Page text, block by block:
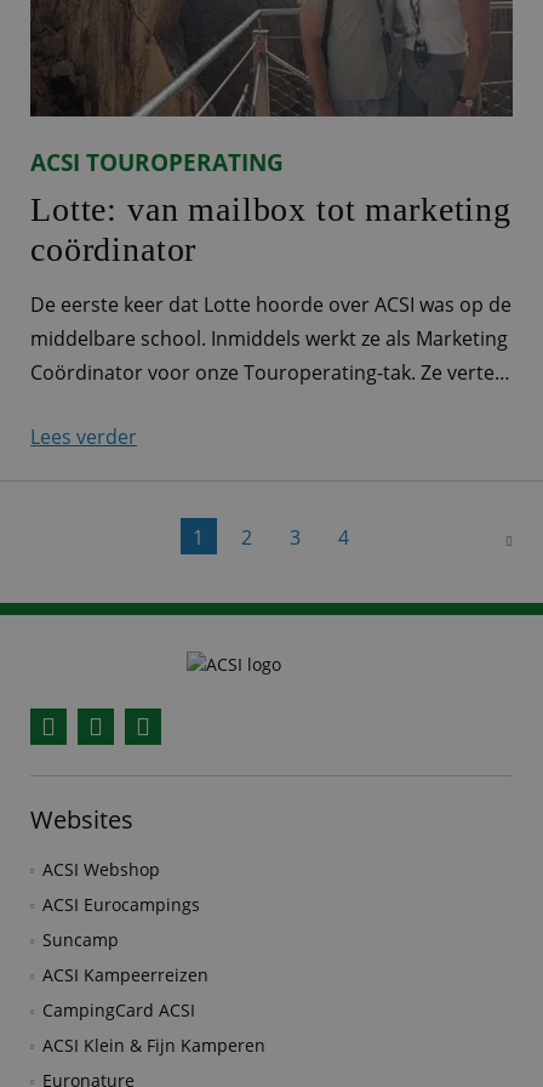
ACSI TOUROPERATING
Lotte: van mailbox tot marketing
coördinator
De eerste keer dat Lotte hoorde over ACSI was op de
middelbare school. Inmiddels werkt ze als Marketing
Coördinator voor onze Touroperating-tak. Ze vertelt
voor alle Touroperating-merken ‘Ieder ACSI-product
heeft zijn eigen productmarketeer. Bij Touroperating
verantwoordelijk voor de
Lees verder
1 2 3 4
Websites
ACSI Webshop
ACSI Eurocampings
Suncamp
ACSI Kampeerreizen
CampingCard ACSI
ACSI Klein & Fijn Kamperen
Euronature